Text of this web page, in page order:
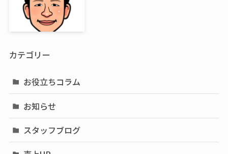
カテゴリー
お役立ちコラム
お知らせ
スタッフブログ